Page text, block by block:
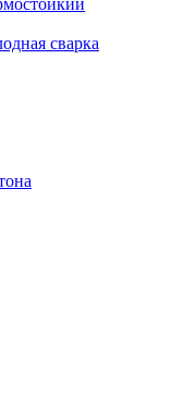
сварка